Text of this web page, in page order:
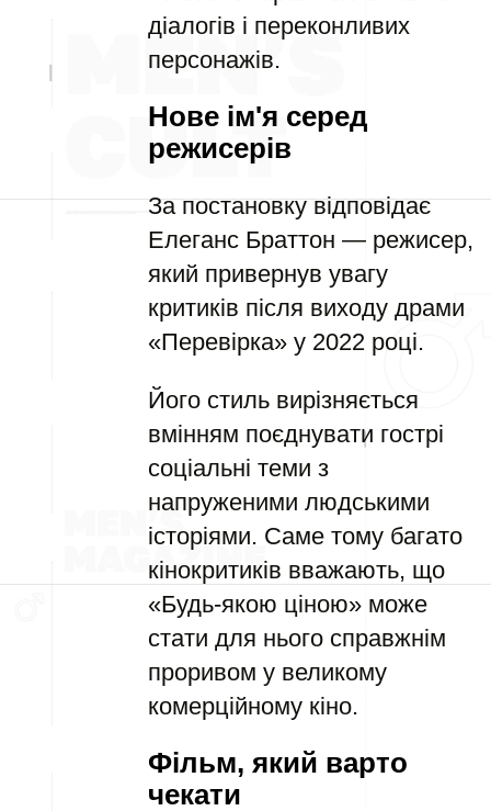
діалогів і переконливих
персонажів.
Нове ім'я серед
режисерів
За постановку відповідає
Елеганс Браттон — режисер,
який привернув увагу
критиків після виходу драми
«Перевірка» у 2022 році.
Його стиль вирізняється
вмінням поєднувати гострі
соціальні теми з
напруженими людськими
історіями. Саме тому багато
кінокритиків вважають, що
«Будь-якою ціною» може
стати для нього справжнім
проривом у великому
комерційному кіно.
Фільм, який варто
чекати